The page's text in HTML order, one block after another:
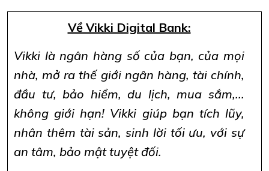
Về Vikki Digital Bank:
Vikki là ngân hàng số của bạn, của mọi
nhà, mở ra thế giới ngân hàng, tài chính,
đầu tư, bảo hiểm, du lịch, mua sắm,...
không giới hạn! Vikki giúp bạn tích lũy,
nhân thêm tài sản, sinh lời tối ưu, với sự
an tâm, bảo mật tuyệt đối.